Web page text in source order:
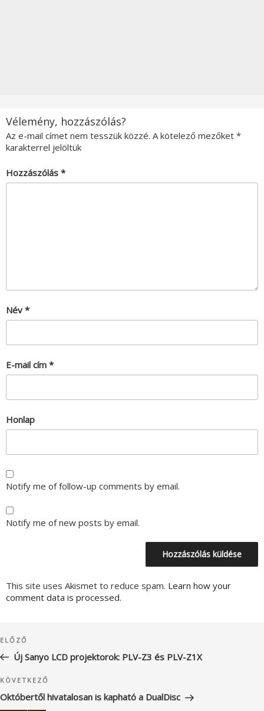
Vélemény, hozzászólás?
Az e-mail címet nem tesszük közzé. A kötelező mezőket *
karakterrel jelöltük
Hozzászólás *
Név *
E-mail cím *
Honlap
Notify me of follow-up comments by email.
Notify me of new posts by email.
This site uses Akismet to reduce spam. Learn how your
comment data is processed.
navigáció
Korábbi
bejegyzés
ELŐZŐ
Új Sanyo LCD projektorok: PLV-Z3 és PLV-Z1X
Következő
bejegyzés
KÖVETKEZŐ
Októbertől hivatalosan is kapható a DualDisc